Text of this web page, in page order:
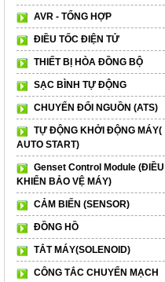
AVR - TỔNG HỢP
ĐIỀU TỐC ĐIỆN TỬ
THIẾT BỊ HÒA ĐỒNG BỘ
SẠC BÌNH TỰ ĐỘNG
CHUYỂN ĐỔI NGUỒN (ATS)
TỰ ĐỘNG KHỞI ĐỘNG MÁY(
AUTO START)
Genset Control Module (ĐIỀU
KHIỂN BẢO VỆ MÁY)
CẢM BIẾN (SENSOR)
ĐỒNG HỒ
TẮT MÁY(SOLENOID)
CÔNG TẮC CHUYỂN MẠCH